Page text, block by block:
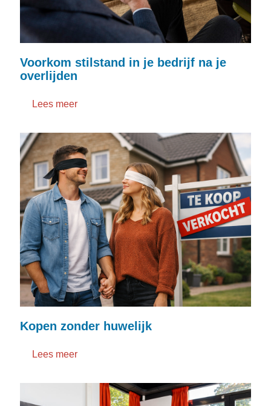
Voorkom stilstand in je bedrijf na je
overlijden
Lees meer
Kopen zonder huwelijk
Lees meer